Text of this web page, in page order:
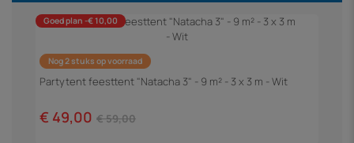
Goed plan -€ 10,00
Nog 2 stuks op voorraad
Partytent feesttent "Natacha 3" - 9 m² - 3 x 3 m - Wit
€ 49,00 € 59,00